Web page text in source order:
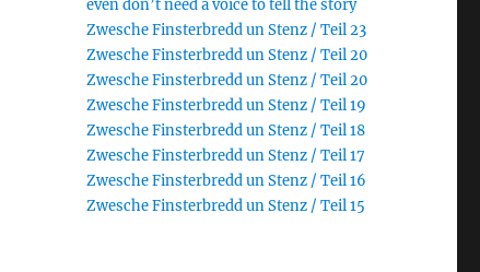
even don’t need a voice to tell the story
Zwesche Finsterbredd un Stenz / Teil 23
Zwesche Finsterbredd un Stenz / Teil 20
Zwesche Finsterbredd un Stenz / Teil 20
Zwesche Finsterbredd un Stenz / Teil 19
Zwesche Finsterbredd un Stenz / Teil 18
Zwesche Finsterbredd un Stenz / Teil 17
Zwesche Finsterbredd un Stenz / Teil 16
Zwesche Finsterbredd un Stenz / Teil 15